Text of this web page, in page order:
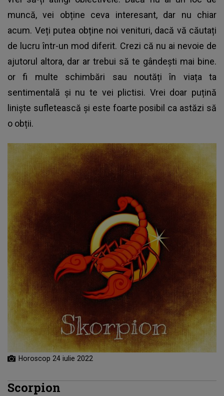
muncă, vei obține ceva interesant, dar nu chiar
acum. Veți putea obține noi venituri, dacă vă căutați
de lucru într-un mod diferit. Crezi că nu ai nevoie de
ajutorul altora, dar ar trebui să te gândești mai bine.
or fi multe schimbări sau noutăți în viața ta
sentimentală și nu te vei plictisi. Vrei doar puțină
liniște sufletească și este foarte posibil ca astăzi să
o obții.
Horoscop 24 iulie 2022
Scorpion